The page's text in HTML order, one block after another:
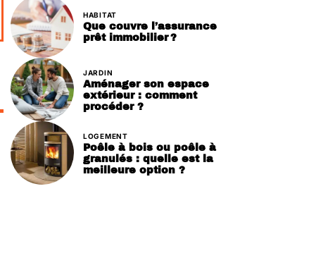
HABITAT
Que couvre l’assurance
prêt immobilier ?
JARDIN
Aménager son espace
extérieur : comment
procéder ?
LOGEMENT
Poêle à bois ou poêle à
granulés : quelle est la
meilleure option ?